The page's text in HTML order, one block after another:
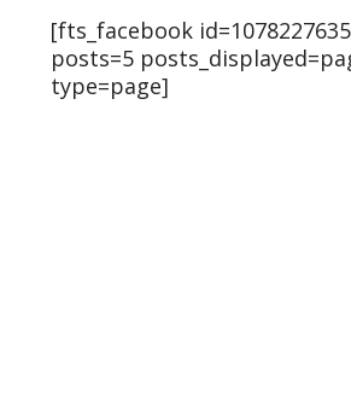
[fts_facebook
posts=5
type=page]